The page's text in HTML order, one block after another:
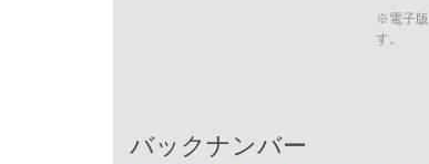
※電子版
す。
バックナンバー